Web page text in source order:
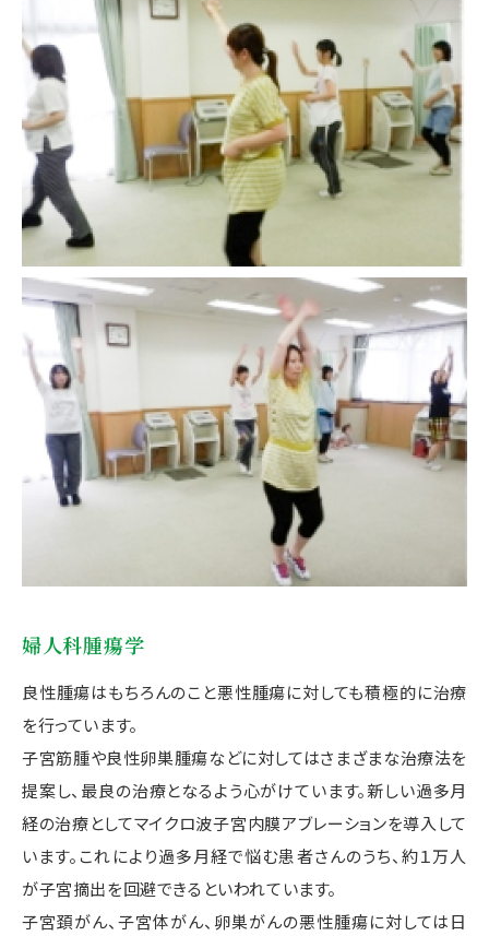
婦人科腫瘍学
良性腫瘍はもちろんのこと悪性腫瘍に対しても積極的に治療
を行っています。
子宮筋腫や良性卵巣腫瘍などに対してはさまざまな治療法を
提案し、最良の治療となるよう心がけています。新しい過多月
経の治療としてマイクロ波子宮内膜アブレーションを導入して
います。これにより過多月経で悩む患者さんのうち、約１万人
が子宮摘出を回避できるといわれています。
子宮頚がん、子宮体がん、卵巣がんの悪性腫瘍に対しては日